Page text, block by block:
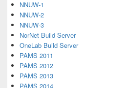
NNUW-1
NNUW-2
NNUW-3
NorNet Build Server
OneLab Build Server
PAMS 2011
PAMS 2012
PAMS 2013
PAMS 2014